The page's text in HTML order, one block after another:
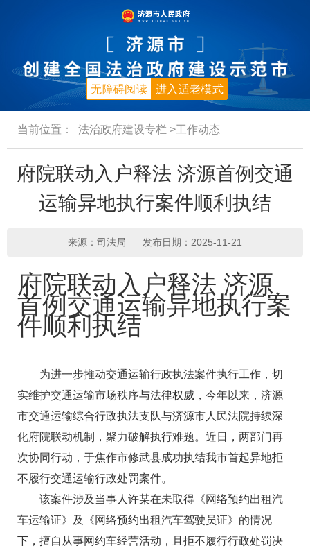
进入适老模式
无障碍阅读
当前位置： 法治政府建设专栏 >工作动态
府院联动入户释法 济源首例交通
运输异地执行案件顺利执结
来源：司法局 发布日期：2025-11-21
府院联动入户释法 济源
首例交通运输异地执行案
件顺利执结
为进一步推动交通运输行政执法案件执行工作，切
实维护交通运输市场秩序与法律权威，今年以来，济源
市交通运输综合行政执法支队与济源市人民法院持续深
化府院联动机制，聚力破解执行难题。近日，两部门再
次协同行动，于焦作市修武县成功执结我市首起异地拒
不履行交通运输行政处罚案件。
该案件涉及当事人许某在未取得《网络预约出租汽
车运输证》及《网络预约出租汽车驾驶员证》的情况
下，擅自从事网约车经营活动，且拒不履行行政处罚决